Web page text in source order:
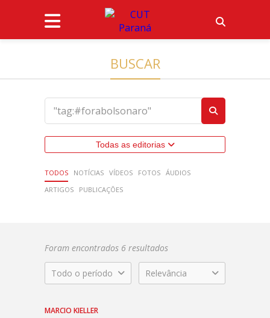
BUSCAR
Todas as editorias
TODOS NOTÍCIAS VÍDEOS FOTOS ÁUDIOS
ARTIGOS
PUBLICAÇÕES
Foram encontrados 6 resultados
Todo o período Relevância
MARCIO KIELLER